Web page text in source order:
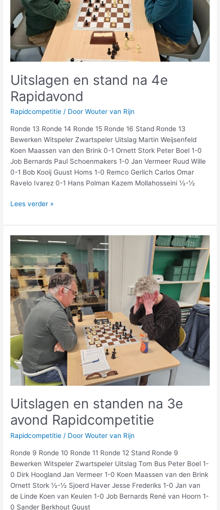
Uitslagen en stand na 4e
Rapidavond
Rapidcompetitie / DoorWouter van Rijn
Ronde 13 Ronde 14 Ronde 15 Ronde 16 Stand Ronde 13
Bewerken Witspeler Zwartspeler Uitslag Martin Weijsenfeld
Koen Maassen van den Brink 0-1 Ornett Stork Peter Boel 1-0
Job Bernards Paul Schoenmakers 1-0 Jan Vermeer Ruud Wille
0-1 Bob Kooij Guust Homs 1-0 Remco Gerlich Carlos Omar
Ravelo Ivarez 0-1 Hans Polman Kazem Mollahosseini ½-½
Lees verder »
Uitslagen en standen na 3e
avond Rapidcompetitie
Rapidcompetitie / DoorWouter van Rijn
Ronde 9 Ronde 10 Ronde 11 Ronde 12 Stand Ronde 9
Bewerken Witspeler Zwartspeler Uitslag Tom Bus Peter Boel 1-
0 Dirk Hoogland Jan Vermeer 1-0 Koen Maassen van den Brink
Ornett Stork ½-½ Sjoerd Haver Jesse Frederiks 1-0 Jan van
de Linde Koen van Keulen 1-0 Job Bernards René van Hoorn 1-
0 Sander Berkhout Guust
Uitslagen
en
standen
na
3e
avond
Rapidcompetitie